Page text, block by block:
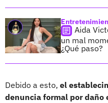
Aida
un mal
¿Qué paso?
Debido a esto, el
denuncia formal por daño